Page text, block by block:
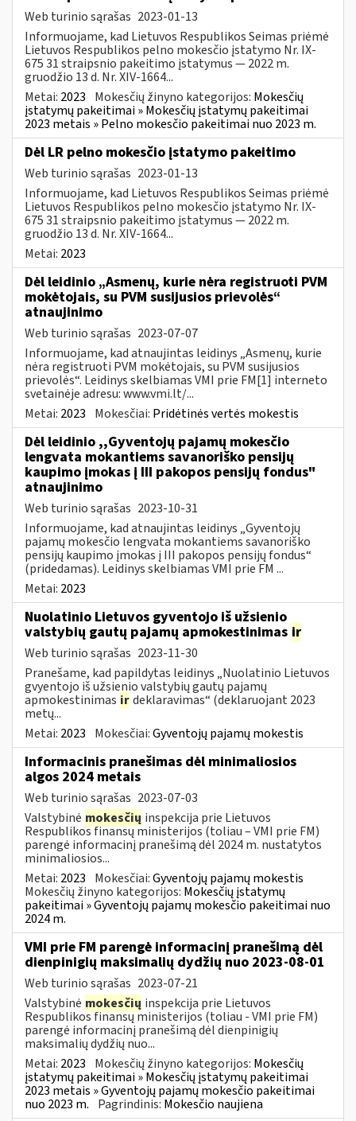
Web turinio sąrašas 2023-01-13
Informuojame, kad Lietuvos Respublikos Seimas priėmė
Lietuvos Respublikos pelno mokesčio įstatymo Nr. IX-
675 31 straipsnio pakeitimo įstatymus — 2022 m.
gruodžio 13 d. Nr. XIV-1664...
Metai: 2023 Mokesčių žinyno kategorijos: Mokesčių
įstatymų pakeitimai » Mokesčių įstatymų pakeitimai
2023 metais » Pelno mokesčio pakeitimai nuo 2023 m.
Dėl LR pelno mokesčio įstatymo pakeitimo
Web turinio sąrašas 2023-01-13
Informuojame, kad Lietuvos Respublikos Seimas priėmė
Lietuvos Respublikos pelno mokesčio įstatymo Nr. IX-
675 31 straipsnio pakeitimo įstatymus — 2022 m.
gruodžio 13 d. Nr. XIV-1664...
Metai: 2023
Dėl leidinio „Asmenų, kurie nėra registruoti PVM
mokėtojais, su PVM susijusios prievolės“
atnaujinimo
Web turinio sąrašas 2023-07-07
Informuojame, kad atnaujintas leidinys „Asmenų, kurie
nėra registruoti PVM mokėtojais, su PVM susijusios
prievolės“. Leidinys skelbiamas VMI prie FM[1] interneto
svetainėje adresu: www.vmi.lt/...
Metai: 2023 Mokesčiai: Pridėtinės vertės mokestis
Dėl leidinio ,,Gyventojų pajamų mokesčio
lengvata mokantiems savanoriško pensijų
kaupimo įmokas į III pakopos pensijų fondus"
atnaujinimo
Web turinio sąrašas 2023-10-31
Informuojame, kad atnaujintas leidinys „Gyventojų
pajamų mokesčio lengvata mokantiems savanoriško
pensijų kaupimo įmokas į III pakopos pensijų fondus“
(pridedamas). Leidinys skelbiamas VMI prie FM ...
Metai: 2023
Nuolatinio Lietuvos gyventojo iš užsienio
valstybių gautų pajamų apmokestinimas ir
Web turinio sąrašas 2023-11-30
Pranešame, kad papildytas leidinys „Nuolatinio Lietuvos
gvyentojo iš užsienio valstybių gautų pajamų
apmokestinimas irdeklaravimas“ (deklaruojant 2023
metų...
Metai: 2023 Mokesčiai:Gyventojų pajamų mokestis
Informacinis pranešimas dėl minimaliosios
algos 2024 metais
Web turinio sąrašas 2023-07-03
Valstybinė mokesčių inspekcija prie Lietuvos
Respublikos finansų ministerijos (toliau – VMI prie FM)
parengė informacinį pranešimą dėl 2024 m. nustatytos
minimaliosios...
Metai: 2023 Mokesčiai:Gyventojų pajamų mokestis
Mokesčių žinyno kategorijos: Mokesčių įstatymų
pakeitimai » Gyventojų pajamų mokesčio pakeitimai nuo
2024 m.
VMI prie FM parengė informacinį pranešimą dėl
dienpinigių maksimalių dydžių nuo 2023-08-01
Web turinio sąrašas 2023-07-21
Valstybinė mokesčių inspekcija prie Lietuvos
Respublikos finansų ministerijos (toliau - VMI prie FM)
parengė informacinį pranešimą dėl dienpinigių
maksimalių dydžių nuo...
Metai: 2023 Mokesčių žinyno kategorijos: Mokesčių
įstatymų pakeitimai » Mokesčių įstatymų pakeitimai
2023 metais » Gyventojų pajamų mokesčio pakeitimai
nuo 2023 m. Pagrindinis: Mokesčio naujiena